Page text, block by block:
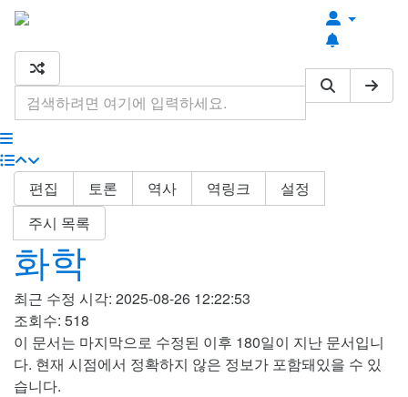
편집 토론 역사 역링크
설정
주시 목록
화학
최근 수정 시각: 2025-08-26 12:22:53
조회수: 518
이 문서는 마지막으로 수정된 이후 180일이 지난 문서입니
다. 현재 시점에서 정확하지 않은 정보가 포함돼있을 수 있
습니다.